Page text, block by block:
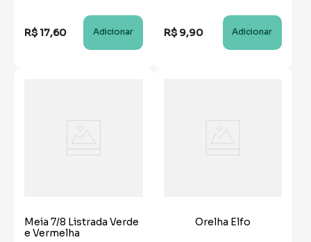
R$17,60 Adicionar R$ 9,90 Adicionar
Meia 7/8 Listrada Verde
e Vermelha
Orelha Elfo